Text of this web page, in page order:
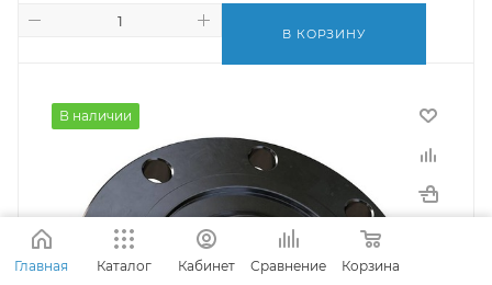
В КОРЗИНУ
В наличии
Главная Каталог Кабинет Сравнение Корзина